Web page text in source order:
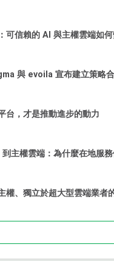
可信賴的 AI 與主權雲端如
與 evoila 宣布建立策略
台，才是推動進步的動力
主權雲端：為什麼在地服
權、獨立於超大型雲端業者